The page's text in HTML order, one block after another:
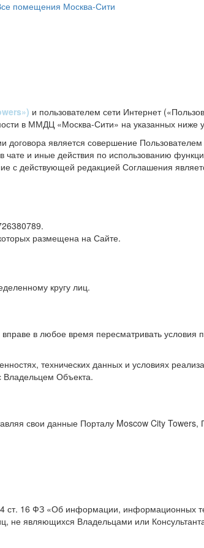
помещения Москва-Сити
и пользователем сети Интернет
в ММДЦ «Москва-Сити» на указанных ниже
является совершение
и иные действия по использованию
с действующей редакцией Соглашения
размещена на Сайте.
кругу лиц.
в любое время пересматривать условия
технических данных и условиях
Владельцем Объекта.
свои данные Порталу Moscow City Towers,
4 ст. 16 ФЗ «Об информации, информационных
не являющихся Владельцами или